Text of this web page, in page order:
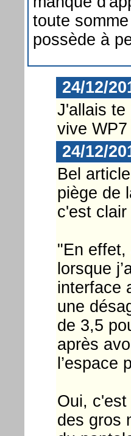
toute
possède à
24/12/
J'allais te
vive WP7
24/12/
Bel
piège de
c'est clair
"En effet,
lorsque
interface
une
de 3,5
après
Oui,
des gros